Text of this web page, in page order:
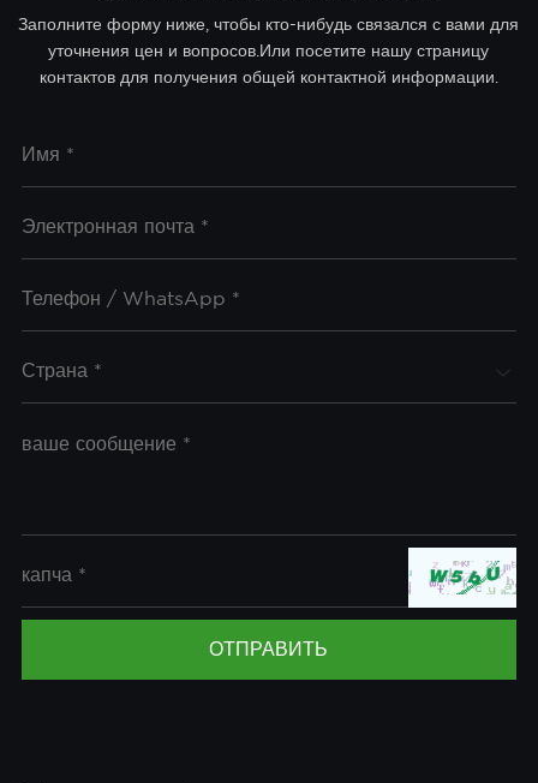
Заполните форму ниже, чтобы кто-нибудь связался с вами для
уточнения цен и вопросов.Или посетите нашу страницу
контактов для получения общей контактной информации.